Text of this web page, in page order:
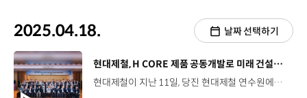
2025.04.18. 날짜 선택하기
[동영상]
현대제철, H CORE 제품 공동개발로 미래 건설기술 선도
현대제철이 지난 11일, 당진 현대제철 연수원에서 'H CORE SOLUTION Partner Kick Off 2025'를 개최했습니다. 현대제철은 국내 건설 분야 산·학·연과 건설 공법 및 신기술을 개발하기 위해 H CORE SOLUTION 공모전을 진행해 왔는데요. 이번 행사에서는 지난해 하반기에 개최된 제 2회 H CORE SOLUTION 공모전에서 선정된 총 14건의 과제를 공유하고, 앞으로의 연구 내용과 사업화 전략, 기대효과 등을 논의하는 자리가 마련됐습니다. 현대제철은 각 기관과 공동연구를 진행해 미래 건설기술을 선도하고, 고객 요구에 효과적으로 대응할 예정인데요. 앞으로도 파트너사와 협업을 통해 건설 밸류체인을 강화하고 동반성장을 도모할 계획입니다.